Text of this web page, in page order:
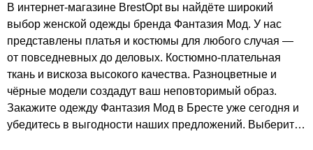
В интернет-магазине BrestOpt вы найдёте широкий
выбор женской одежды бренда Фантазия Мод. У нас
представлены платья и костюмы для любого случая —
от повседневных до деловых. Костюмно-плательная
ткань и вискоза высокого качества. Разноцветные и
чёрные модели создадут ваш неповторимый образ.
Закажите одежду Фантазия Мод в Бресте уже сегодня и
убедитесь в выгодности наших предложений. Выберите